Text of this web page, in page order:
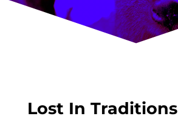
Lost In Traditions